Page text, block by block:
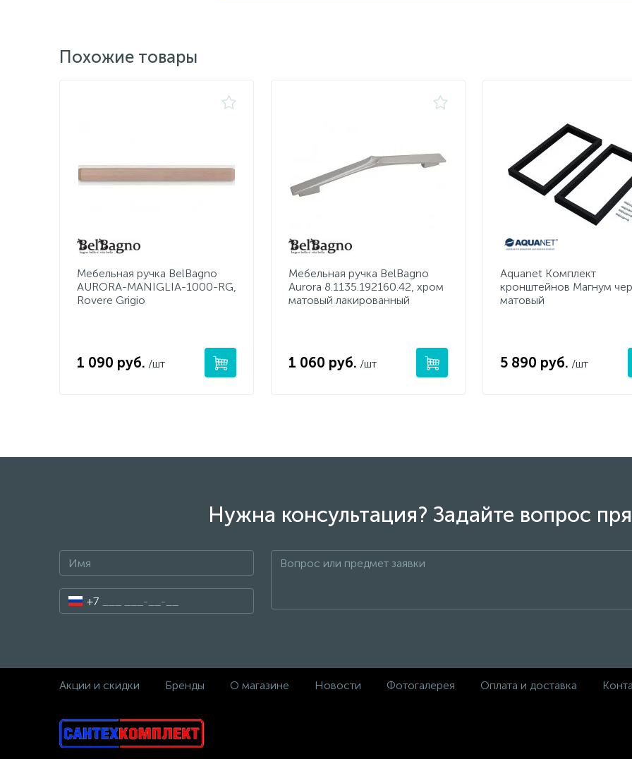
Похожие товары
Мебельная ручка BelBagno
AURORA-MANIGLIA-1000-RG,
Rovere Grigio
1 090 руб. /шт
Мебельная ручка BelBagno
Aurora 8.1135.192160.42, хром
матовый лакированный
1 060 руб. /шт
Aquanet Комплект
кронштейнов Магнум
матовый
5 890 руб. /шт
Нужна консультация? Задайте вопрос
+7
Акции и скидки Бренды О магазине Новости Фотогалерея Оплата и доставка